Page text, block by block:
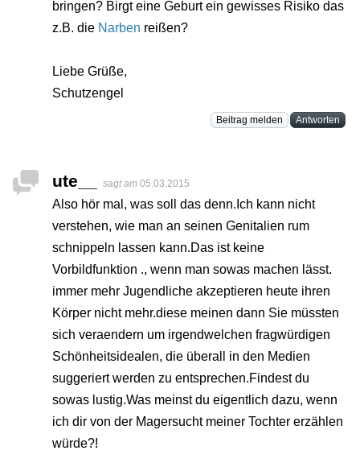
bringen? Birgt eine Geburt ein gewisses Risiko das
z.B. die Narben reißen?
Liebe Grüße,
Schutzengel
Beitrag melden Antworten
ute__ sagt am 05.03.2015
Also hör mal, was soll das denn.Ich kann nicht
verstehen, wie man an seinen Genitalien rum
schnippeln lassen kann.Das ist keine
Vorbildfunktion ., wenn man sowas machen lässt.
immer mehr Jugendliche akzeptieren heute ihren
Körper nicht mehr.diese meinen dann Sie müssten
sich veraendern um irgendwelchen fragwürdigen
Schönheitsidealen, die überall in den Medien
suggeriert werden zu entsprechen.Findest du
sowas lustig.Was meinst du eigentlich dazu, wenn
ich dir von der Magersucht meiner Tochter erzählen
würde?!